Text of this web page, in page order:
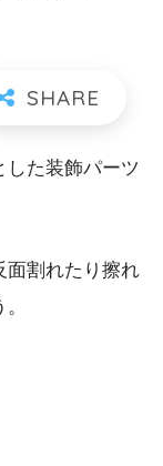
た装飾パーツ
面割れたり擦れ